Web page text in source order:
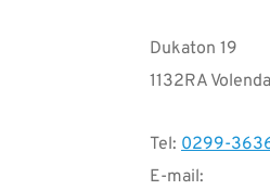
Dukaton 19
1132RA
Tel: 0299-
E-mail: